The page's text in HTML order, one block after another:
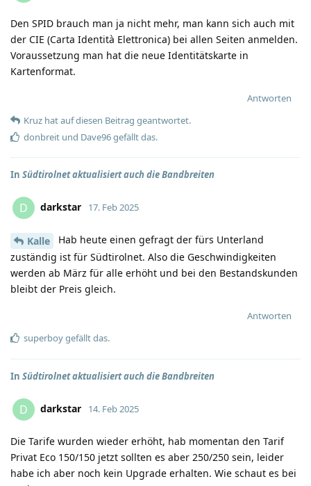
Den SPID brauch man ja nicht mehr, man kann sich auch mit
der CIE (Carta Identità Elettronica) bei allen Seiten anmelden.
Voraussetzung man hat die neue Identitätskarte in
Kartenformat.
Antworten
Kruz hatauf diesen Beitrag geantwortet.
donbreit und Dave96gefällt das.
In Südtirolnet aktualisiert auch die Bandbreiten
D darkstar 17. Feb 2025
Kalle
Hab heute einen gefragt der fürs Unterland
zuständig ist für Südtirolnet. Also die Geschwindigkeiten
werden ab März für alle erhöht und bei den Bestandskunden
bleibt der Preis gleich.
Antworten
superboygefällt das.
In Südtirolnet aktualisiert auch die Bandbreiten
D darkstar 14. Feb 2025
Die Tarife wurden wieder erhöht, hab momentan den Tarif
Privat Eco 150/150 jetzt sollten es aber 250/250 sein, leider
habe ich aber noch kein Upgrade erhalten. Wie schaut es bei